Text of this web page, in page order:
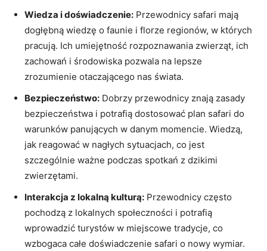
Wiedza i doświadczenie: Przewodnicy safari mają
dogłębną wiedzę o faunie i ​florze regionów, w których
pracują. Ich ⁣umiejętność ⁢rozpoznawania zwierząt,⁣ ich
zachowań i środowiska pozwala na lepsze
zrozumienie otaczającego nas świata.
Bezpieczeństwo: Dobrzy przewodnicy znają zasady
bezpieczeństwa ‌i potrafią dostosować plan safari do
warunków panujących w danym momencie. ​Wiedzą,
jak reagować w nagłych sytuacjach, co jest
szczególnie ważne podczas spotkań z dzikimi
zwierzętami.
Interakcja z lokalną kulturą: Przewodnicy‍ często
pochodzą z ⁢lokalnych społeczności i⁢ potrafią
wprowadzić turystów w miejscowe ⁣tradycje, co
wzbogaca całe doświadczenie ⁢safari o nowy ⁢wymiar.